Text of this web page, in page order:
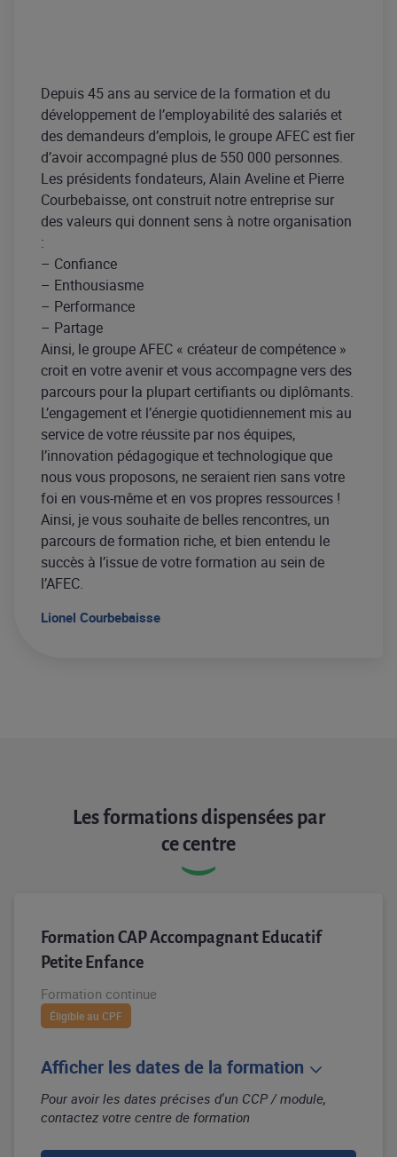
Depuis 45 ans au service de la formation et du
développement de l’employabilité des salariés et
des demandeurs d’emplois, le groupe AFEC est fier
d’avoir accompagné plus de 550 000 personnes.
Les présidents fondateurs, Alain Aveline et Pierre
Courbebaisse, ont construit notre entreprise sur
des valeurs qui donnent sens à notre organisation
:
– Confiance
– Enthousiasme
– Performance
– Partage
Ainsi, le groupe AFEC « créateur de compétence »
croit en votre avenir et vous accompagne vers des
parcours pour la plupart certifiants ou diplômants.
L’engagement et l’énergie quotidiennement mis au
service de votre réussite par nos équipes,
l’innovation pédagogique et technologique que
nous vous proposons, ne seraient rien sans votre
foi en vous-même et en vos propres ressources !
Ainsi, je vous souhaite de belles rencontres, un
parcours de formation riche, et bien entendu le
succès à l’issue de votre formation au sein de
l’AFEC.
Lionel Courbebaisse
Les formations dispensées par
ce centre
Formation CAP Accompagnant Educatif
Petite Enfance
Formation continue
Éligible au CPF
Afficher les dates de la formation
Pour avoir les dates précises d'un CCP / module,
contactez votre centre de formation